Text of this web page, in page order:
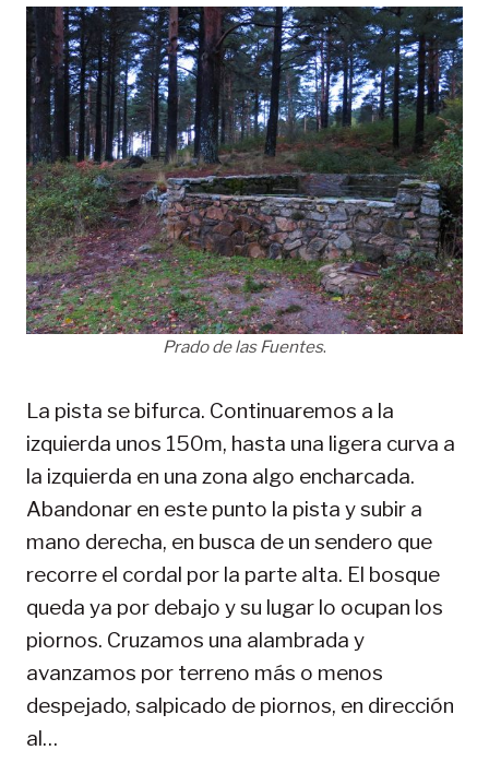
Prado de las Fuentes.
La pista se bifurca. Continuaremos a la
izquierda unos 150m, hasta una ligera curva a
la izquierda en una zona algo encharcada.
Abandonar en este punto la pista y subir a
mano derecha, en busca de un sendero que
recorre el cordal por la parte alta. El bosque
queda ya por debajo y su lugar lo ocupan los
piornos. Cruzamos una alambrada y
avanzamos por terreno más o menos
despejado, salpicado de piornos, en dirección
al…